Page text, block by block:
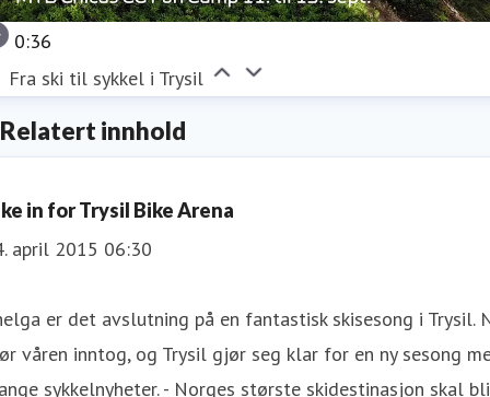
0:36
Fra ski til sykkel i Trysil
Relatert innhold
in for Trysil Bike Arena
april 2015 06:30
er det avslutning på en fantastisk skisesong i Trysil.
våren inntog, og Trysil gjør seg klar for en ny sesong
sykkelnyheter. - Norges største skidestinasjon skal bli